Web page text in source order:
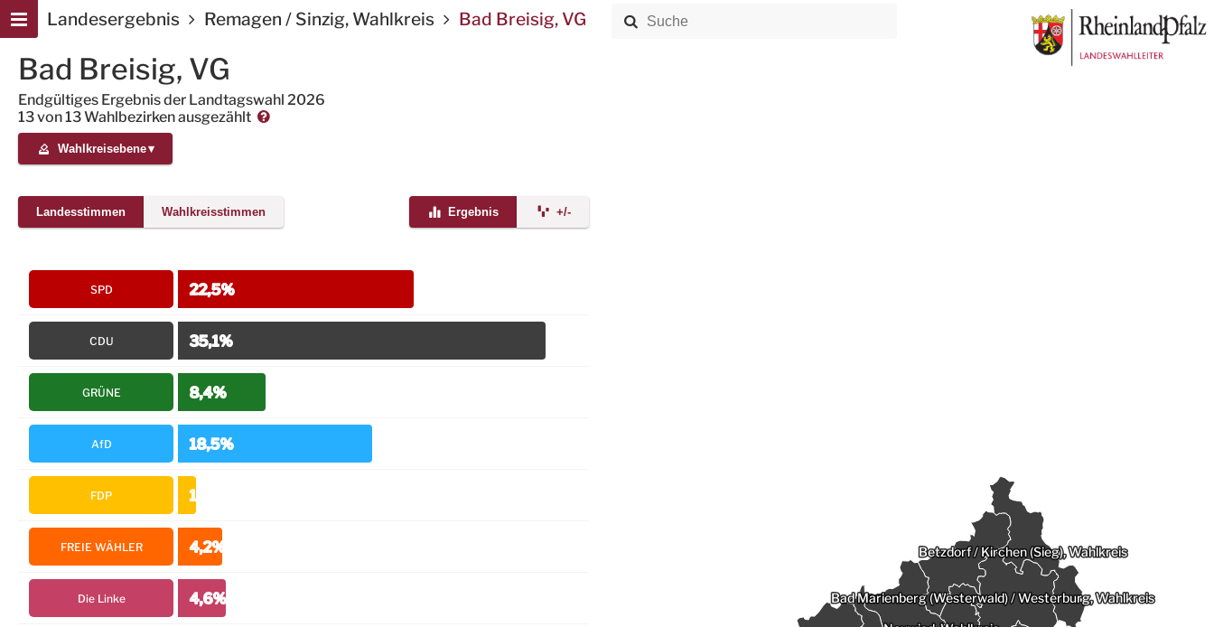
Landesergebnis Remagen / Sinzig, Wahlkreis Bad Breisig, VG
Bad Breisig, VG
Endgültiges Ergebnis der Landtagswahl 2026
13von13 Wahlbezirkenausgezählt
Wahlkreisebene▾
Landesstimmen Wahlkreisstimmen Ergebnis +/-
SPD 22,5%
CDU 35,1%
GRÜNE 8,4%
AfD 18,5%
FDP 1,7%
FREIE WÄHLER 4,2%
Die Linke 4,6%